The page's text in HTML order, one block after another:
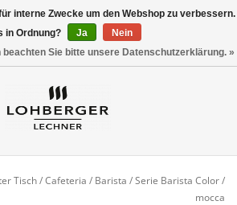
Tisch/Cafeteria / Barista /Serie Barista Color/
mocca
interne Zwecke um den Webshop zu verbessern.
in Ordnung?
Ja
Nein
Sie bitte unsere Datenschutzerklärung. »